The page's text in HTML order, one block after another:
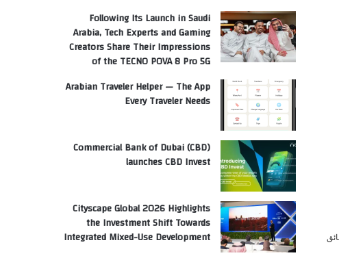
Following Its Launch in Saudi
Arabia, Tech Experts and Gaming
Creators Share Their Impressions
of the TECNO POVA 8 Pro 5G
Arabian Traveler Helper — The App
Every Traveler Needs
Commercial Bank of Dubai (CBD)
launches CBD Invest
Cityscape Global 2026 Highlights
the Investment Shift Towards
Integrated Mixed-Use Development